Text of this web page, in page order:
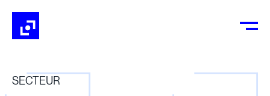
SECTEUR